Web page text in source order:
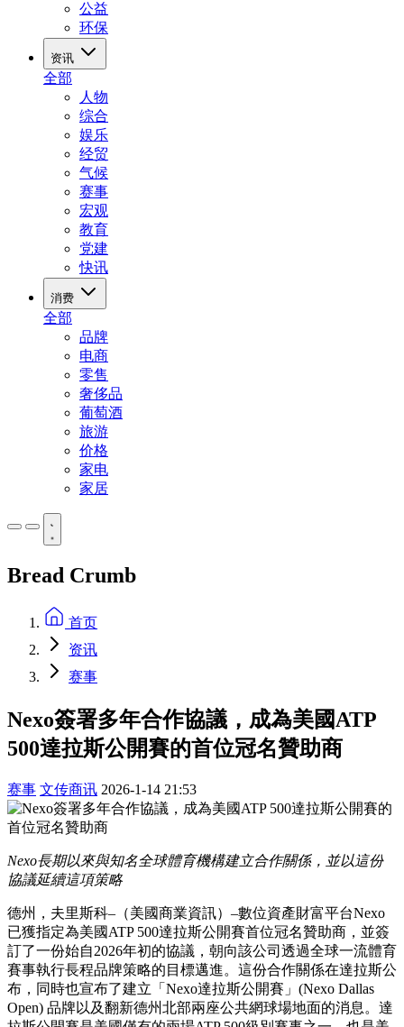
公益
环保
资讯
全部
人物
综合
娱乐
经贸
气候
赛事
宏观
教育
党建
快讯
消费
全部
品牌
电商
零售
奢侈品
葡萄酒
旅游
价格
家电
家居
Bread Crumb
首页
资讯
赛事
Nexo簽署多年合作協議，成為美國ATP
500達拉斯公開賽的首位冠名贊助商
赛事 文传商讯 2026-1-14 21:53
Nexo長期以來與知名全球體育機構建立合作關係，並以這份
協議延續這項策略
德州，夫里斯科–（美國商業資訊）–數位資產財富平台Nexo
已獲指定為美國ATP 500達拉斯公開賽首位冠名贊助商，並簽
訂了一份始自2026年初的協議，朝向該公司透過全球一流體育
賽事執行長程品牌策略的目標邁進。這份合作關係在達拉斯公
布，同時也宣布了建立「Nexo達拉斯公開賽」(Nexo Dallas
Open) 品牌以及翻新德州北部兩座公共網球場地面的消息。達